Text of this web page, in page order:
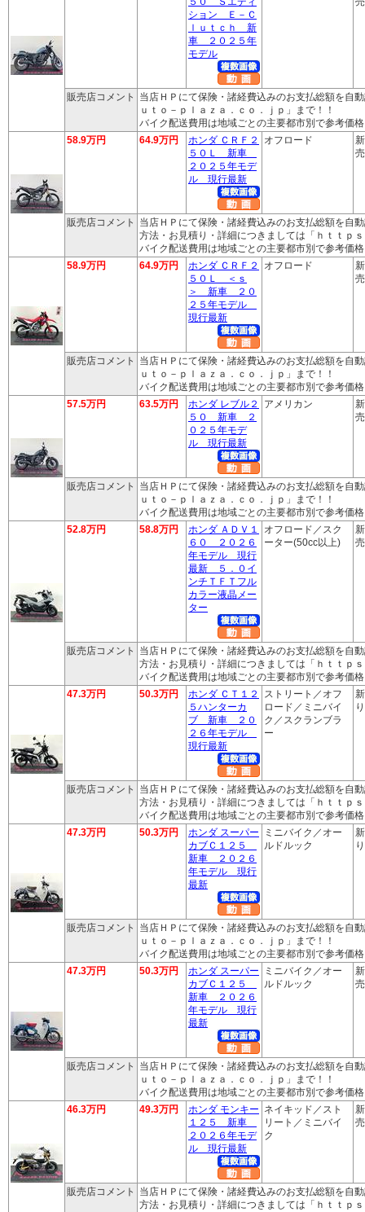
ション Ｅ－Ｃ
ｌｕｔｃｈ 新
車 ２０２５年
モデル
販売店コメント
当店ＨＰにて保険・諸経費込みのお支払総額を自
ｕｔｏ－ｐｌａｚａ．ｃｏ．ｊｐ」まで！！
バイク配送費用は地域ごとの主要都市別で参考価
58.9万円
64.9万円
ホンダ ＣＲＦ２
５０Ｌ 新車
２０２５年モデ
ル 現行最新
オフロード
販売店コメント
当店ＨＰにて保険・諸経費込みのお支払総額を自
方法・お見積り・詳細につきましては「ｈｔｔｐ
バイク配送費用は地域ごとの主要都市別で参考価
58.9万円
64.9万円
ホンダ ＣＲＦ２
５０Ｌ ＜ｓ
＞ 新車 ２０
２５年モデル
現行最新
オフロード
販売店コメント
当店ＨＰにて保険・諸経費込みのお支払総額を自
ｕｔｏ－ｐｌａｚａ．ｃｏ．ｊｐ」まで！！
バイク配送費用は地域ごとの主要都市別で参考価
57.5万円
63.5万円
ホンダ レブル２
５０ 新車 ２
０２５年モデ
ル 現行最新
アメリカン
販売店コメント
当店ＨＰにて保険・諸経費込みのお支払総額を自
ｕｔｏ－ｐｌａｚａ．ｃｏ．ｊｐ」まで！！
バイク配送費用は地域ごとの主要都市別で参考価
52.8万円
58.8万円
ホンダ ＡＤＶ１
６０ ２０２６
年モデル 現行
最新 ５．０イ
ンチＴＦＴフル
カラー液晶メー
ター
オフロード／スク
ーター(50cc以上)
販売店コメント
当店ＨＰにて保険・諸経費込みのお支払総額を自
方法・お見積り・詳細につきましては「ｈｔｔｐ
バイク配送費用は地域ごとの主要都市別で参考価
47.3万円
50.3万円
ホンダ ＣＴ１２
５ハンターカ
ブ 新車 ２０
２６年モデル
現行最新
ストリート／オフ
ロード／ミニバイ
ク／スクランブラ
ー
販売店コメント
当店ＨＰにて保険・諸経費込みのお支払総額を自
方法・お見積り・詳細につきましては「ｈｔｔｐ
バイク配送費用は地域ごとの主要都市別で参考価
47.3万円
50.3万円
ホンダ スーパー
カブＣ１２５
新車 ２０２６
年モデル 現行
最新
ミニバイク／オー
ルドルック
販売店コメント
当店ＨＰにて保険・諸経費込みのお支払総額を自
ｕｔｏ－ｐｌａｚａ．ｃｏ．ｊｐ」まで！！
バイク配送費用は地域ごとの主要都市別で参考価
47.3万円
50.3万円
ホンダ スーパー
カブＣ１２５
新車 ２０２６
年モデル 現行
最新
ミニバイク／オー
ルドルック
販売店コメント
当店ＨＰにて保険・諸経費込みのお支払総額を自
ｕｔｏ－ｐｌａｚａ．ｃｏ．ｊｐ」まで！！
バイク配送費用は地域ごとの主要都市別で参考価
46.3万円
49.3万円
ホンダ モンキー
１２５ 新車
２０２６年モデ
ル 現行最新
ネイキッド／スト
リート／ミニバイ
ク
販売店コメント
当店ＨＰにて保険・諸経費込みのお支払総額を自
方法・お見積り・詳細につきましては「ｈｔｔｐ